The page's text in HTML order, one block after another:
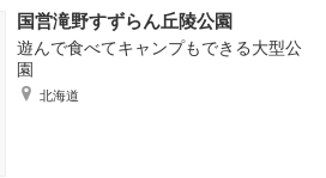
国営滝野すずらん丘陵公園
遊んで食べてキャンプもできる大型公
園
北海道